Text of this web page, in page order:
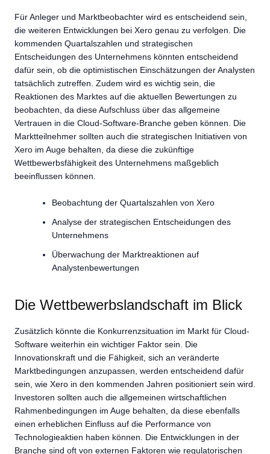
Für Anleger und Marktbeobachter wird es entscheidend sein,
die weiteren Entwicklungen bei Xero genau zu verfolgen. Die
kommenden Quartalszahlen und strategischen
Entscheidungen des Unternehmens könnten entscheidend
dafür sein, ob die optimistischen Einschätzungen der Analysten
tatsächlich zutreffen. Zudem wird es wichtig sein, die
Reaktionen des Marktes auf die aktuellen Bewertungen zu
beobachten, da diese Aufschluss über das allgemeine
Vertrauen in die Cloud-Software-Branche geben können. Die
Marktteilnehmer sollten auch die strategischen Initiativen von
Xero im Auge behalten, da diese die zukünftige
Wettbewerbsfähigkeit des Unternehmens maßgeblich
beeinflussen können.
Beobachtung der Quartalszahlen von Xero
Analyse der strategischen Entscheidungen des
Unternehmens
Überwachung der Marktreaktionen auf
Analystenbewertungen
Die Wettbewerbslandschaft im Blick
Zusätzlich könnte die Konkurrenzsituation im Markt für Cloud-
Software weiterhin ein wichtiger Faktor sein. Die
Innovationskraft und die Fähigkeit, sich an veränderte
Marktbedingungen anzupassen, werden entscheidend dafür
sein, wie Xero in den kommenden Jahren positioniert sein wird.
Investoren sollten auch die allgemeinen wirtschaftlichen
Rahmenbedingungen im Auge behalten, da diese ebenfalls
einen erheblichen Einfluss auf die Performance von
Technologieaktien haben können. Die Entwicklungen in der
Branche sind oft von externen Faktoren wie regulatorischen